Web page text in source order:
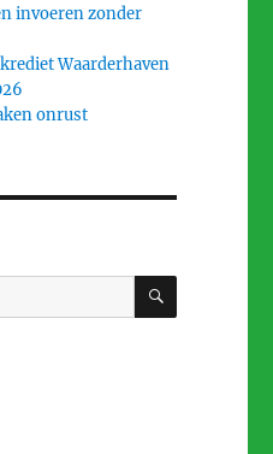
invoeren zonder
Waarderhaven
onrust
ZOEKEN